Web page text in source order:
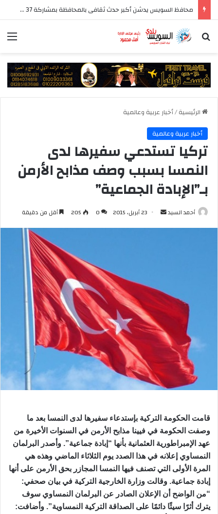
محافظ السويس يدشن أكبر حدث ثقافى بالمحافظة بمشاركة 37 دار نشر مصرية
بحث عن
الرئيسية/أخبار عربية وعالمية
أخبار عربية وعالمية
تركيا تستدعي سفيرها لدى
النمسا بسبب وصف مذابح الأرمن
بـ”الإبادة الجماعية”
أحمد السيد
أرسل 23 أبريل، 2015 0
205 أقل من دقيقة
قامت الحكومة التركية بإستدعاء سفيرها لدى النمسا بعد ما
وصفت الحكومة في فيينا مذابح الأرمن في السنوات الأخيرة من
عهد الإمبراطورية العثمانية بأنها “إبادة جماعية”. وأصدر البرلمان
النمساوي إعلانه في هذا الصدد يوم الثلاثاء الماضي وهذه هي
المرة الأولى التي تصنف فيها النمسا المجازر بحق الأرمن على أنها
إبادة جماعية. وقالت وزارة الخارجية التركية في بيان صحفي:
“من الواضح أن الإعلان الصادر عن البرلمان النمساوي سوف
يترك أثرًا سيئًا دائمًا على الصداقة التركية النمساوية”. وأضافت: